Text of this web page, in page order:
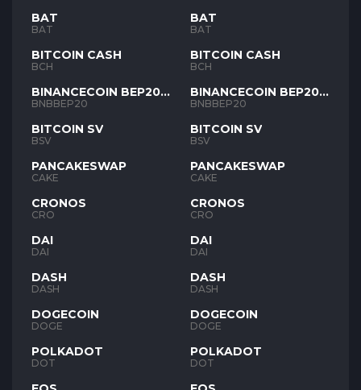
BAT
BAT
BITCOIN CASH
BCH
BINANCECOIN BEP20
BNB
BNBBEP20
BITCOIN SV
BSV
PANCAKESWAP
CAKE
CRONOS
CRO
DAI
DAI
DASH
DASH
DOGECOIN
DOGE
POLKADOT
DOT
BAT
BAT
BITCOIN CASH
BCH
BINANCECOIN BEP20
BNB
BNBBEP20
BITCOIN SV
BSV
PANCAKESWAP
CAKE
CRONOS
CRO
DAI
DAI
DASH
DASH
DOGECOIN
DOGE
POLKADOT
DOT